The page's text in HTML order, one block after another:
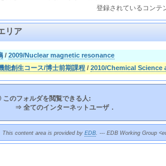
登録されているコンテ
リア
/ 2009/Nuclear magnetic resonance
能創生コース/博士前期課程 / 2010/Chemical
のフォルダを閲覧できる人:
⇒ 全てのインターネットユーザ．
This content area is provided by EDB. --- EDB Working Group